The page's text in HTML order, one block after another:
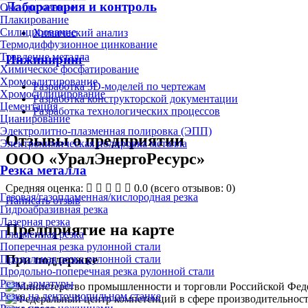
Оксидирование
Плакирование
Силицирование
Термодиффузионное цинкование
Травление металла
Химическое фосфатирование
Хромоалитирование
Хромосилицирование
Цементация
Цианирование
Электролитно-плазменная полировка (ЭПП)
Электрохимическая полировка металла
Резка металла
Газовая/газопламенная/кислородная резка
Гидроабразивная резка
Лазерная резка
Плазменная резка
Поперечная резка рулонной стали
Продольная резка рулонной стали
Продольно-поперечная резка рулонной стали
Резка арматуры
Резка на ленточнопильном станке
Лаборатория и контроль
Химический анализ
Инжиниринг
Разработка 3D-моделей по чертежам
Разработка конструкторской документации
Разработка технологических процессов
Отзывы о предприятии
ООО «УралЭнергоРесурс»
Средняя оценка: 0.0 (всего отзывов: 0)
Написать отзыв
Предприятие на карте
При поддержке